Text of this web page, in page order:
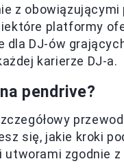
z
platformy
dla DJ-ów
karierze DJ-a.
pendrive?
się, jakie kroki
zgodnie